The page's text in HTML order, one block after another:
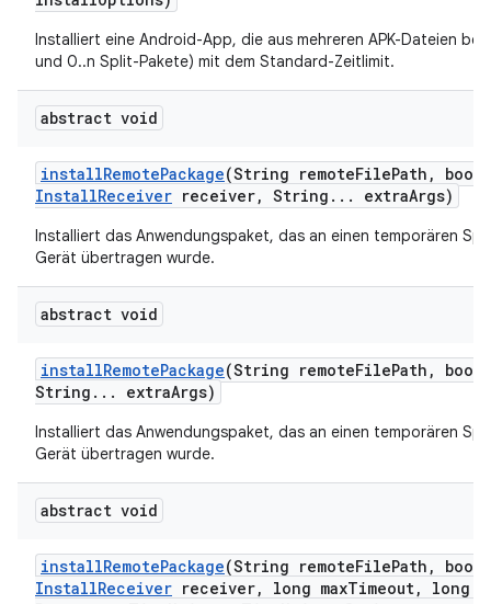
Installiert eine Android-App, die aus mehreren APK-Dateien
und 0..n Split-Pakete) mit dem Standard-Zeitlimit.
abstract void
installRemotePackage(String remoteFilePath ,
InstallReceiver receiver, String . . . extraArgs)
Installiert das Anwendungspaket, das an einen temporären
Gerät übertragen wurde.
abstract void
installRemotePackage(String remoteFilePath ,
String . . . extraArgs)
Installiert das Anwendungspaket, das an einen temporären
Gerät übertragen wurde.
abstract void
installRemotePackage(String remoteFilePath ,
InstallReceiver receiver, long maxTimeout,
long